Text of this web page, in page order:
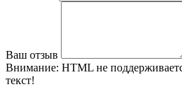
Ваш отзыв
Внимание: HTML не
текст!